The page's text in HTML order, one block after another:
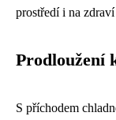
prostředí i na
Prodloužení
S příchodem